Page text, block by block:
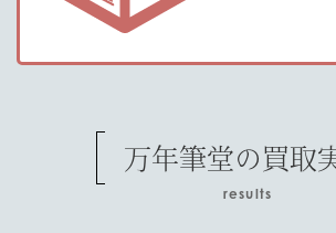
万年筆堂の買取
results